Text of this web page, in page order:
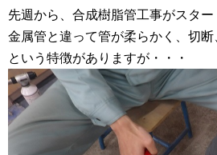
先週から、合成樹脂管工事がスター
金属管と違って管が柔らかく、切
という特徴がありますが・・・